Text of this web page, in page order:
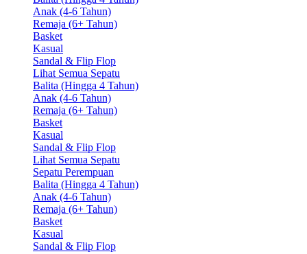
Anak (4-6 Tahun)
Remaja (6+ Tahun)
Basket
Kasual
Sandal & Flip Flop
Lihat Semua Sepatu
Balita (Hingga 4 Tahun)
Anak (4-6 Tahun)
Remaja (6+ Tahun)
Basket
Kasual
Sandal & Flip Flop
Lihat Semua Sepatu
Sepatu Perempuan
Balita (Hingga 4 Tahun)
Anak (4-6 Tahun)
Remaja (6+ Tahun)
Basket
Kasual
Sandal & Flip Flop